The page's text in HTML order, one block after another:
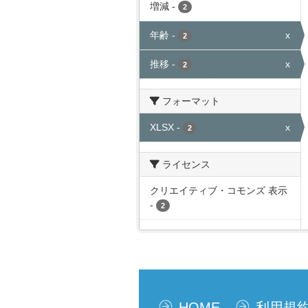
増減 - 2
年齢 - 2 x
推移 - 2 x
フォーマット
XLSX - 2 x
ライセンス
クリエイティブ・コモンズ 表示
-
2